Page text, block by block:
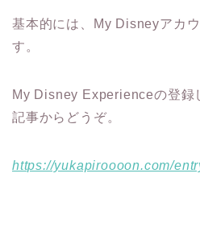
基本的には、My Disneyアカ
す。
My Disney Experienceの登録
記事からどうぞ。
https://yukapiroooon.com/